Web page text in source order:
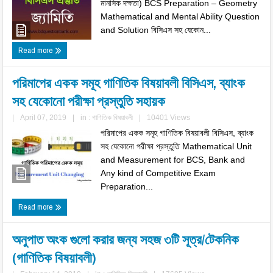
মানসিক দক্ষতা) BCS Preparation – Geometry
Mathematical and Mental Ability Question
and Solution বিসিএস সহ যেকোন...
Read more
পরিমাপের একক সমূহ গাণিতিক বিষয়াবলী বিসিএস, ব্যাংক
সহ যেকোনো পরীক্ষা প্রস্তুতি সহায়ক
April 07, 2019 in : গাণিতিক বিষয়াবলী 10401 Views
পরিমাপের একক সমূহ গাণিতিক বিষয়াবলী বিসিএস, ব্যাংক
সহ যেকোনো পরীক্ষা প্রস্তুতি Mathematical Unit
and Measurement for BCS, Bank and
Any kind of Competitive Exam
Preparation...
Read more
অনুপাত অংক গুলো করার জন্য সহজ ৩টি সূত্র/টেকনিক
(গাণিতিক বিষয়াবলী)